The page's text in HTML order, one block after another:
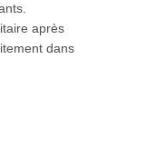
après
dans